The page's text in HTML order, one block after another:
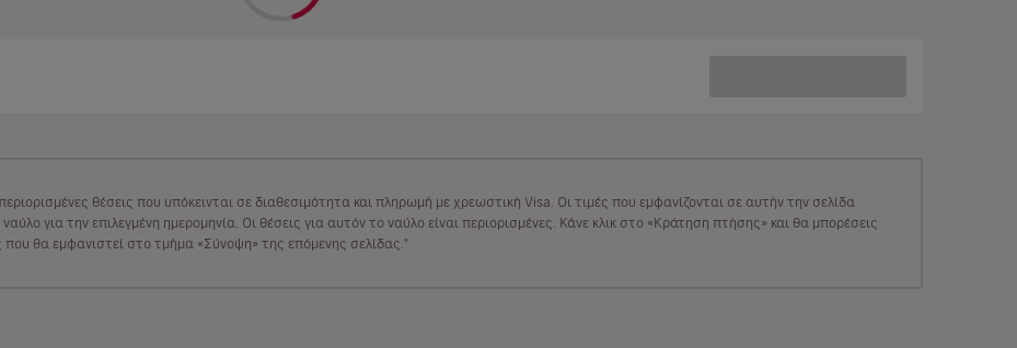
θέσεις που υπόκεινται σε διαθεσιμότητα και πληρωμή με χρεωστική Visa. Οι τιμές που εμφανίζονται σε αυτήν την σελίδα
ναύλο για την επιλεγμένη ημερομηνία. Οι θέσεις για αυτόν το ναύλο είναι περιορισμένες. Κάνε κλικ στο «Κράτηση πτήσης» και θα μπορέσεις
που θα εμφανιστεί στο τμήμα «Σύνοψη» της επόμενης σελίδας."